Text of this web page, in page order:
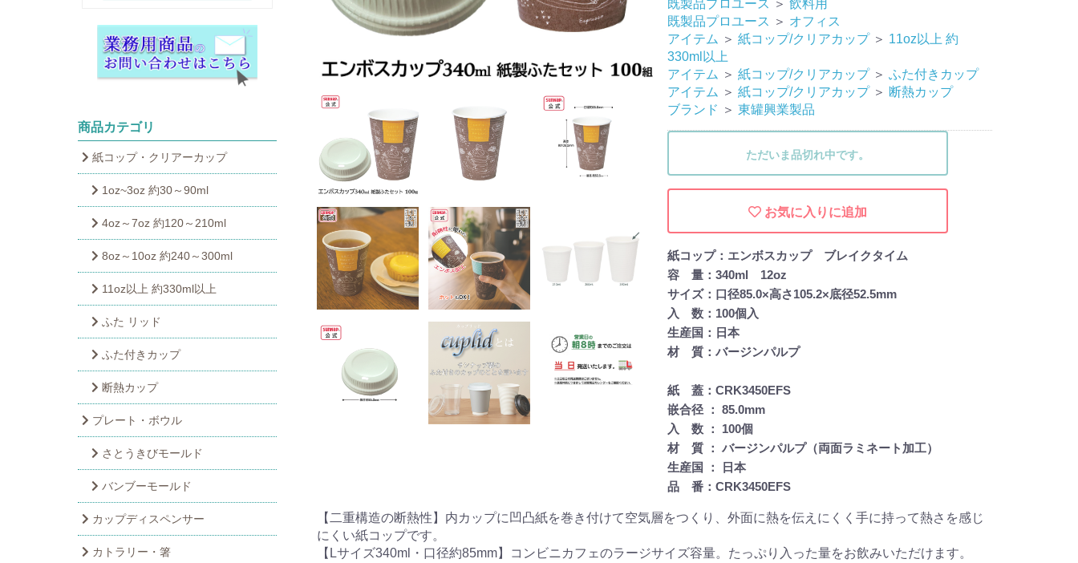
商品カテゴリ
紙コップ・クリアーカップ
1oz~3oz 約30～90ml
4oz～7oz 約120～210ml
8oz～10oz 約240～300ml
11oz以上 約330ml以上
ふた リッド
ふた付きカップ
断熱カップ
プレート・ボウル
さとうきびモールド
バンブーモールド
カップディスペンサー
カトラリー・箸
既製品プロユース ＞ 飲料用
既製品プロユース ＞ オフィス
アイテム ＞ 紙コップ/クリアカップ ＞ 11oz以上 約
330ml以上
アイテム ＞ 紙コップ/クリアカップ ＞ ふた付きカップ
アイテム ＞ 紙コップ/クリアカップ ＞ 断熱カップ
ブランド ＞ 東罐興業製品
ただいま品切れ中です。
お気に入りに追加
紙コップ：エンボスカップ ブレイクタイム
容 量：340ml 12oz
サイズ：口径85.0×高さ105.2×底径52.5mm
入 数：100個入
生産国：日本
材 質：バージンパルプ
紙 蓋：CRK3450EFS
嵌合径 ： 85.0mm
入 数 ： 100個
材 質 ： バージンパルプ（両面ラミネート加工）
生産国 ： 日本
品 番：CRK3450EFS
【二重構造の断熱性】内カップに凹凸紙を巻き付けて空気層をつくり、外面に熱を伝えにくく手に持って熱さを感じ
にくい紙コップです。
【Lサイズ340ml・口径約85mm】コンビニカフェのラージサイズ容量。たっぷり入った量をお飲みいただけます。